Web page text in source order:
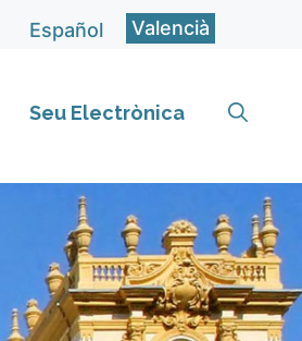
Español Valencià
Seu Electrònica